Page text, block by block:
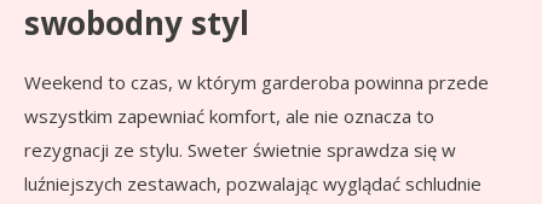
swobodny styl
Weekend to czas, w którym garderoba powinna przede
wszystkim zapewniać komfort, ale nie oznacza to
rezygnacji ze stylu. Sweter świetnie sprawdza się w
luźniejszych zestawach, pozwalając wyglądać schludnie